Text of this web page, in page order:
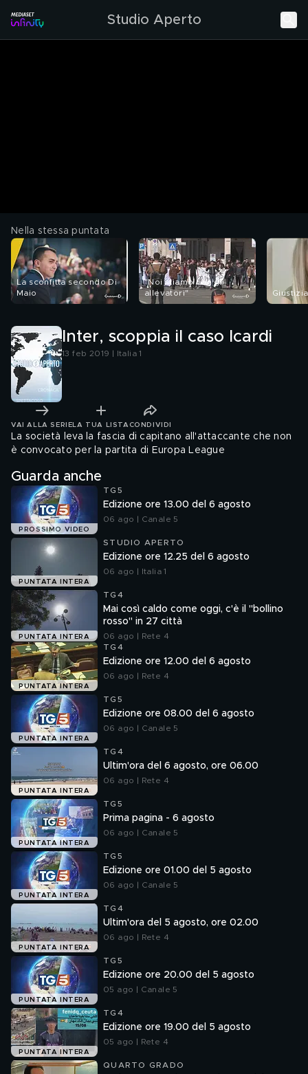
Studio Aperto
Nella stessa puntata
La sconfitta secondo Di
Maio
"Noi stiamo con gli
allevatori"
Inter, scoppia il caso Icardi
13 feb 2019 | Italia 1
VAI ALLA SERIE LA TUA LISTA CONDIVIDI
La società leva la fascia di capitano all'attaccante che non
è convocato per la partita di Europa League
Guarda anche
PROSSIMO VIDEO
TG5
Edizione ore 13.00 del 6 agosto
06 ago | Canale 5
PUNTATA INTERA
STUDIO APERTO
Edizione ore 12.25 del 6 agosto
06 ago | Italia 1
PUNTATA INTERA
TG4
Mai così caldo come oggi, c'è il "bollino
rosso" in 27 città
06 ago | Rete 4
PUNTATA INTERA
TG4
Edizione ore 12.00 del 6 agosto
06 ago | Rete 4
PUNTATA INTERA
TG5
Edizione ore 08.00 del 6 agosto
06 ago | Canale 5
PUNTATA INTERA
TG4
Ultim'ora del 6 agosto, ore 06.00
06 ago | Rete 4
PUNTATA INTERA
TG5
Prima pagina - 6 agosto
06 ago | Canale 5
PUNTATA INTERA
TG5
Edizione ore 01.00 del 5 agosto
06 ago | Canale 5
PUNTATA INTERA
TG4
Ultim'ora del 5 agosto, ore 02.00
06 ago | Rete 4
PUNTATA INTERA
TG5
Edizione ore 20.00 del 5 agosto
05 ago | Canale 5
PUNTATA INTERA
TG4
Edizione ore 19.00 del 5 agosto
05 ago | Rete 4
QUARTO GRADO